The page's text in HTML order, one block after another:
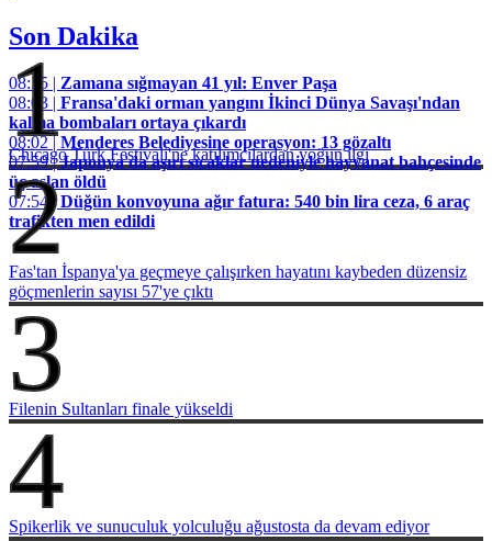
Son Dakika
08:15 | Zamana sığmayan 41 yıl: Enver Paşa
08:03 | Fransa'daki orman yangını İkinci Dünya Savaşı'ndan
kalma bombaları ortaya çıkardı
08:02 |Menderes Belediyesine operasyon: 13 gözaltı
07:59 |Japonya'da aşırı sıcaklar nedeniyle hayvanat bahçesinde
üç aslan öldü
07:54 |Düğün konvoyuna ağır fatura: 540 bin lira ceza, 6 araç
trafikten men edildi
1
Chicago Türk Festivali'ne katılımcılardan yoğun ilgi
2
Fas'tan İspanya'ya geçmeye çalışırken hayatını kaybeden düzensiz
göçmenlerin sayısı 57'ye çıktı
3
Filenin Sultanları finale yükseldi
4
Spikerlik ve sunuculuk yolculuğu ağustosta da devam ediyor